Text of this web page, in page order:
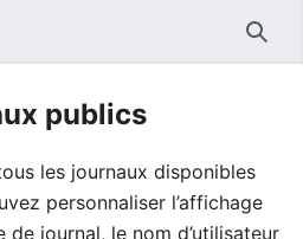
publics
les journaux disponibles
personnaliser l’affichage
journal, le nom d’utilisateur